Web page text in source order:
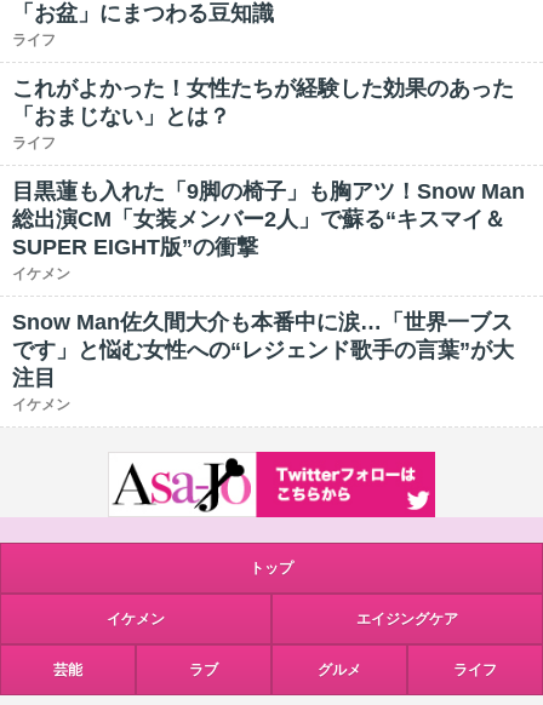
「お盆」にまつわる豆知識
ライフ
これがよかった！女性たちが経験した効果のあった
「おまじない」とは？
ライフ
目黒蓮も入れた「9脚の椅子」も胸アツ！Snow Man
総出演CM「女装メンバー2人」で蘇る“キスマイ＆
SUPER EIGHT版”の衝撃
イケメン
Snow Man佐久間大介も本番中に涙…「世界一ブス
です」と悩む女性への“レジェンド歌手の言葉”が大
注目
イケメン
トップ
イケメン エイジングケア
芸能 ラブ グルメ ライフ